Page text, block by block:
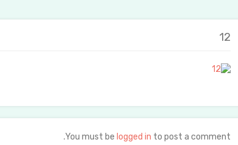
12
You must be logged in to post a comment.